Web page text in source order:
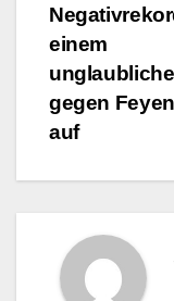
einem
gegen
auf